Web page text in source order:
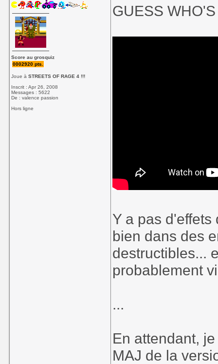
Score au grosquiz
0002920 pts.
Joue àSTREETS OF RAGE 4 !!!
Inscrit : Apr 26, 2008
Messages : 5622
De : valence passion
Hors ligne
GUESS
Y a pas
bien dans des
destructibles...
probablement
...
En attendant,
MAJ de la